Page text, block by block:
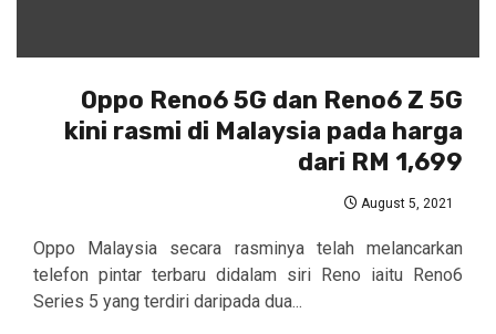
Oppo Reno6 5G dan Reno6 Z 5G
kini rasmi di Malaysia pada harga
dari RM 1,699
August 5, 2021
Oppo Malaysia secara rasminya telah melancarkan
telefon pintar terbaru didalam siri Reno iaitu Reno6
Series 5 yang terdiri daripada dua...